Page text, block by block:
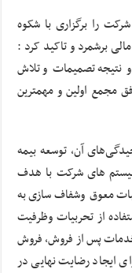
را برگزاری با شکوه
برشمرد و تاکید کرد :
نتیجه تصمیمات و تلاش
مجمع اولین و مهمترین
آن، توسعه بیمه
های شرکت با هدف
معوق وشفاف سازی به
از تحربیات وظرفیت
پس از فروش، فروش
ایجاد رضایت نهایی در